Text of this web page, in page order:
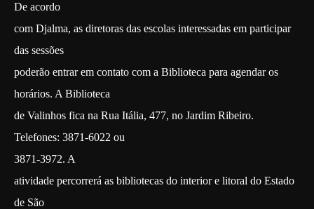
De acordo
com Djalma, as diretoras das escolas interessadas em participar
das sessões
poderão entrar em contato com a Biblioteca para agendar os
horários. A Biblioteca
de Valinhos fica na Rua Itália, 477, no Jardim Ribeiro.
Telefones: 3871-6022 ou
3871-3972. A
atividade percorrerá as bibliotecas do interior e litoral do Estado
de São